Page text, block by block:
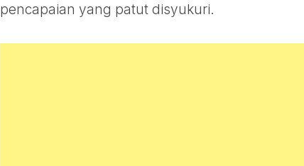
pencapaian yang patut disyukuri.